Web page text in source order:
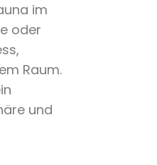
im
oder
Raum.
und